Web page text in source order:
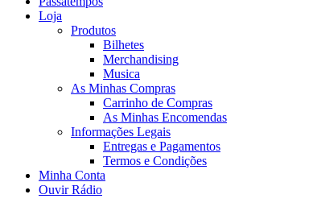
Loja
Produtos
Bilhetes
Merchandising
Musica
As Minhas Compras
Carrinho de Compras
As Minhas Encomendas
Informações Legais
Entregas e Pagamentos
Termos e Condições
Minha Conta
Ouvir Rádio